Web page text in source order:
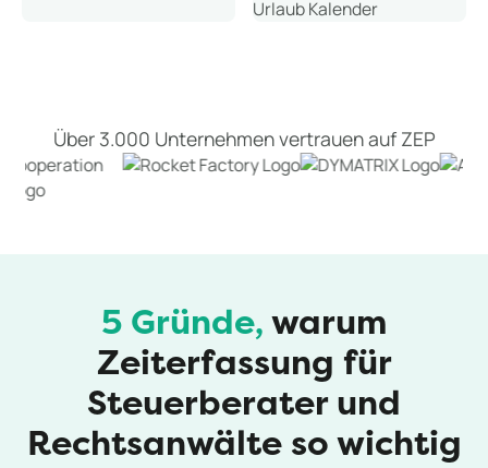
Über 3.000 Unternehmen vertrauen auf ZEP
5 Gründe, warum
Zeiterfassung für
Steuerberater und
Rechtsanwälte so wichtig